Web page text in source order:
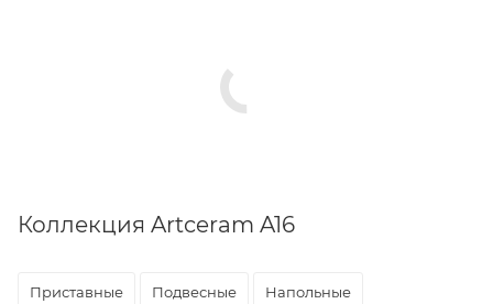
Коллекция Artceram A16
Приставные Подвесные Напольные